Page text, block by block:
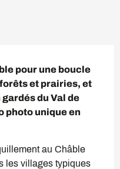
pour une boucle
et prairies, et
du Val de
photo unique en
au Châble
les villages typiques